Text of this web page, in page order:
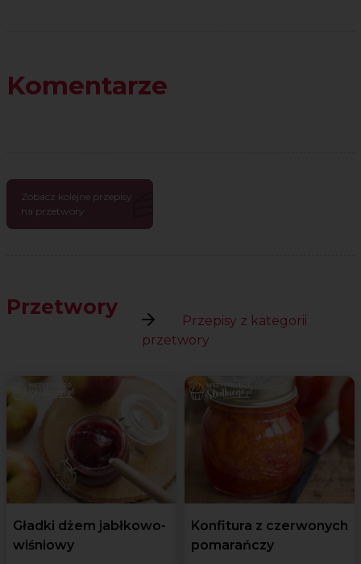
Komentarze
Zobacz kolejne przepisy
na przetwory
Przetwory
Przepisy z kategorii
przetwory
Gładki dżem jabłkowo-
wiśniowy
Konfitura z czerwonych
pomarańczy